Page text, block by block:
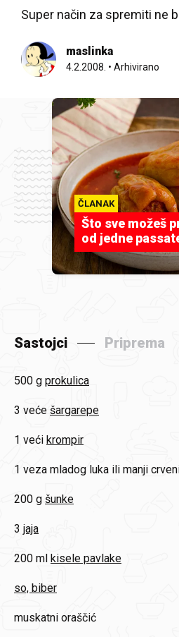
Super način za spremiti ne
maslinka
4.2.2008. • Arhivirano
ČLANAK
Što sve možeš
od jedne
Sastojci Priprema
500 g prokulica
3 veće šargarepe
1 veći krompir
1 veza mladog luka ili manji
200 g šunke
3 jaja
200 ml kisele pavlake
so, biber
muskatni oraščić